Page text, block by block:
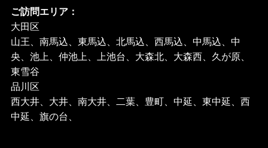
ご訪問エリア：
大田区
山王、南馬込、東馬込、北馬込、西馬込、中馬込、中
央、池上、仲池上、上池台、大森北、大森西、久が原、
東雪谷
品川区
西大井、大井、南大井、二葉、豊町、中延、東中延、西
中延、旗の台、